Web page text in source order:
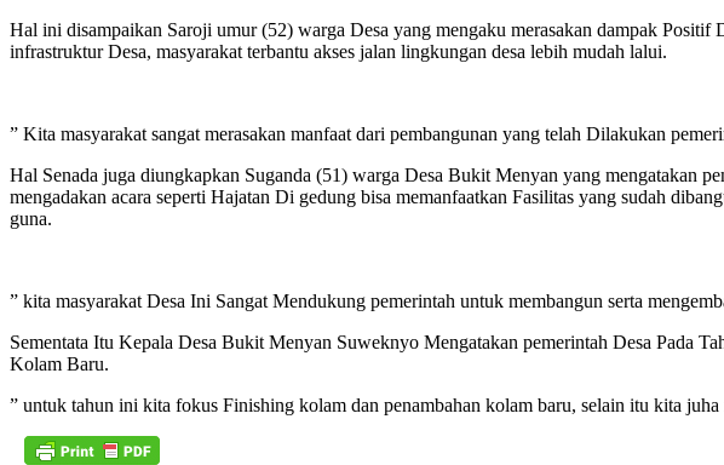
Hal ini disampaikan Saroji umur (52) warga Desa yang mengaku merasakan dampak
infrastruktur Desa, masyarakat terbantu akses jalan lingkungan desa lebih mudah lalui.
” Kita masyarakat sangat merasakan manfaat dari pembangunan yang telah Dilakukan
Hal Senada juga diungkapkan Suganda (51) warga Desa Bukit Menyan yang mengatakan
mengadakan acara seperti Hajatan Di gedung bisa memanfaatkan Fasilitas yang sudah
guna.
” kita masyarakat Desa Ini Sangat Mendukung pemerintah untuk membangun serta
Sementata Itu Kepala Desa Bukit Menyan Suweknyo Mengatakan pemerintah Desa Pada
Kolam Baru.
” untuk tahun ini kita fokus Finishing kolam dan penambahan kolam baru, selain itu kita